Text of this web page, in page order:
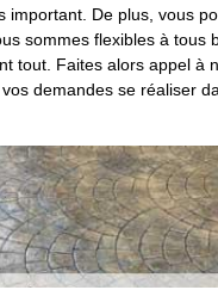
important. De plus, vous
sommes flexibles à tous
tout. Faites alors appel à
demandes se réaliser